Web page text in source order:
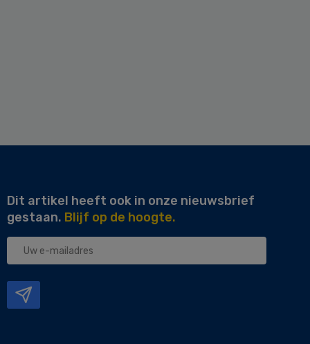
Dit artikel heeft ook in onze nieuwsbrief
gestaan. Blijf op de hoogte.
Uw